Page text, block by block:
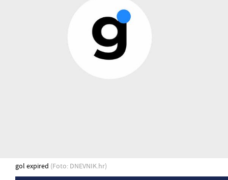
gol expired (Foto: DNEVNIK.hr)